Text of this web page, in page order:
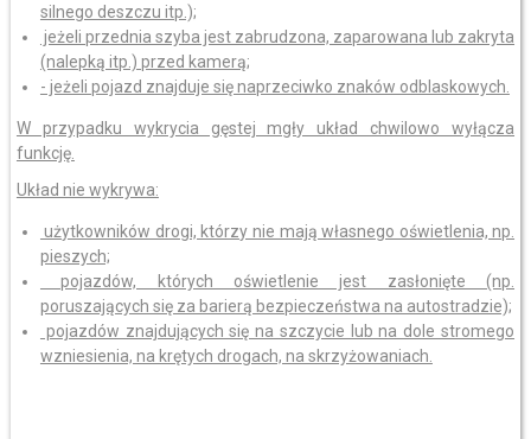
silnego deszczu itp.);
jeżeli przednia szyba jest zabrudzona, zaparowana lub zakryta
(nalepką itp.) przed kamerą;
- jeżeli pojazd znajduje się naprzeciwko znaków odblaskowych.
W przypadku wykrycia gęstej mgły układ chwilowo wyłącza
funkcję.
Układ nie wykrywa:
użytkowników drogi, którzy nie mają własnego oświetlenia, np.
pieszych;
pojazdów, których oświetlenie jest zasłonięte (np.
poruszających się za barierą bezpieczeństwa na autostradzie);
pojazdów znajdujących się na szczycie lub na dole stromego
wzniesienia, na krętych drogach, na skrzyżowaniach.